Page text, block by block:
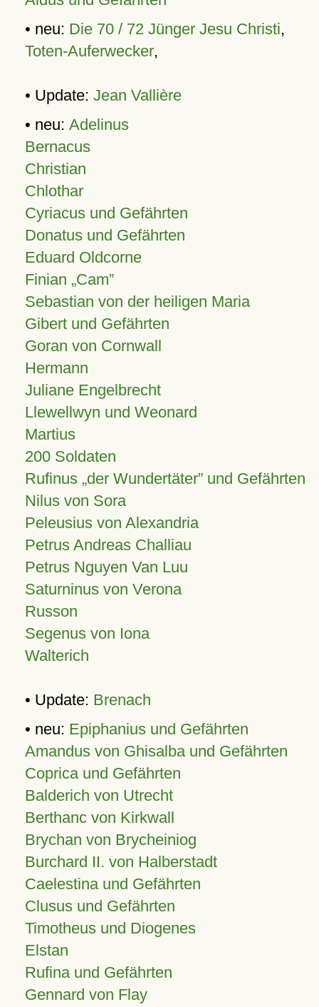
• neu: Die 70 / 72 Jünger Jesu Christi,
Toten-Auferwecker,
• Update: Jean Vallière
• neu: Adelinus
Bernacus
Christian
Chlothar
Cyriacus und Gefährten
Donatus und Gefährten
Eduard Oldcorne
Finian Cam
Sebastian von der heiligen Maria
Gibert und Gefährten
Goran von Cornwall
Hermann
Juliane Engelbrecht
Llewellwyn und Weonard
Martius
200 Soldaten
Rufinus „der Wundertäter” und Gefährten
Nilus von Sora
Peleusius von Alexandria
Petrus Andreas Challiau
Petrus Nguyen Van Luu
Saturninus von Verona
Russon
Segenus von Iona
Walterich
• Update: Brenach
• neu: Epiphanius und Gefährten
Amandus von Ghisalba und Gefährten
Coprica und Gefährten
Balderich von Utrecht
Berthanc von Kirkwall
Brychan von Brycheiniog
Burchard II. von Halberstadt
Caelestina und Gefährten
Clusus und Gefährten
Timotheus und Diogenes
Elstan
Rufina und Gefährten
Gennard von Flay